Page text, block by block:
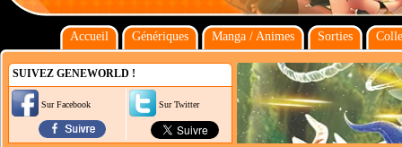
Accueil Génériques Manga / Animes Sorties
SUIVEZ GENEWORLD !
Sur Facebook Sur Twitter